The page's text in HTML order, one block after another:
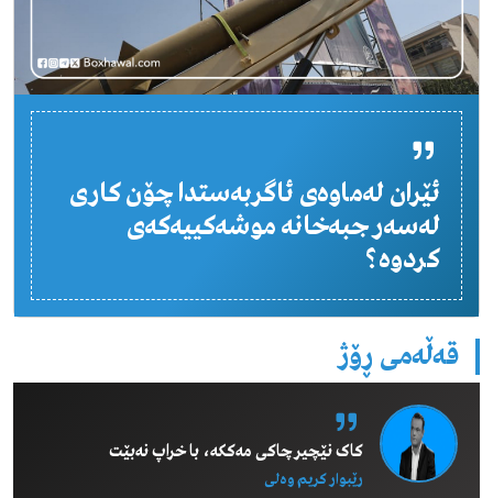
ئێران لەماوەی ئاگربەستدا چۆن کاری
لەسەر جبەخانە موشەکییەکەی
کردوە؟
قەڵەمی ڕۆژ
کاک نێچیر چاکی مەککە، با خراپ نەبێت
رێبوار كریم وەلی